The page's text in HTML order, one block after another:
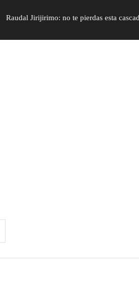
Raudal Jirijirimo: no te pierdas esta